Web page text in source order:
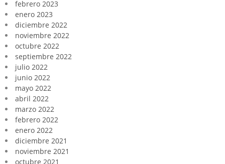
febrero 2023
enero 2023
diciembre 2022
noviembre 2022
octubre 2022
septiembre 2022
julio 2022
junio 2022
mayo 2022
abril 2022
marzo 2022
febrero 2022
enero 2022
diciembre 2021
noviembre 2021
octubre 2021